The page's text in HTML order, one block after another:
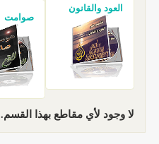
العود والقانون
صوامت
لا وجود لأي مقاطع بهذا القسم.